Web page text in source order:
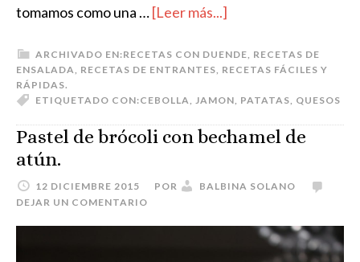
tomamos como una …[Leer más...]
ARCHIVADO EN:RECETAS CON DUENDE RECETAS DE
ENSALADA
RECETAS DE ENTRANTES RECETAS FÁCILES Y
RÁPIDAS.
ETIQUETADO CON:CEBOLLA JAMON PATATAS QUESOS
Pastel de brócoli con bechamel de
atún.
12 DICIEMBRE 2015 POR
BALBINA SOLANO
DEJAR UN COMENTARIO